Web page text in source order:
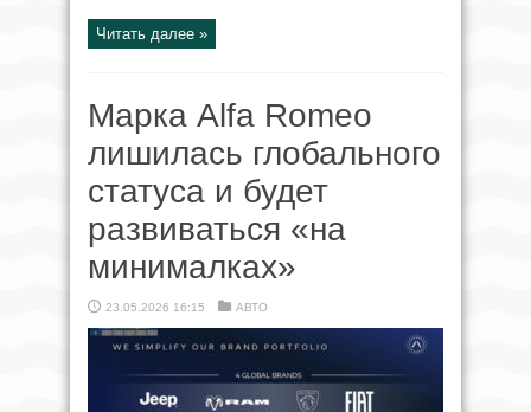
Читать далее »
Марка Alfa Romeo
лишилась глобального
статуса и будет
развиваться «на
минималках»
23.05.2026 16:15 АВТО